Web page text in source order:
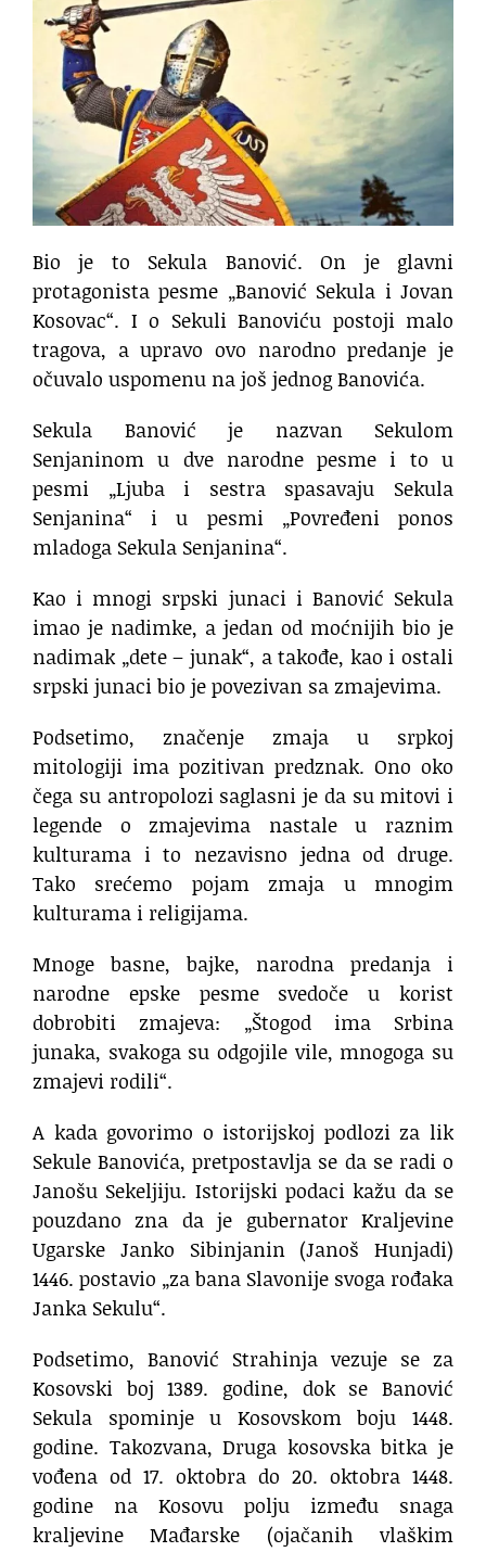
Bio je to Sekula Banović. On je glavni
protagonista pesme „Banović Sekula i Jovan
Kosovac“. I o Sekuli Banoviću postoji malo
tragova, a upravo ovo narodno predanje je
očuvalo uspomenu na još jednog Banovića.
Sekula Banović je nazvan Sekulom
Senjaninom u dve narodne pesme i to u
pesmi „Ljuba i sestra spasavaju Sekula
Senjanina“ i u pesmi „Povređeni ponos
mladoga Sekula Senjanina“.
Kao i mnogi srpski junaci i Banović Sekula
imao je nadimke, a jedan od moćnijih bio je
nadimak „dete – junak“, a takođe, kao i ostali
srpski junaci bio je povezivan sa zmajevima.
Podsetimo, značenje zmaja u srpkoj
mitologiji ima pozitivan predznak. Ono oko
čega su antropolozi saglasni je da su mitovi i
legende o zmajevima nastale u raznim
kulturama i to nezavisno jedna od druge.
Tako srećemo pojam zmaja u mnogim
kulturama i religijama.
Mnoge basne, bajke, narodna predanja i
narodne epske pesme svedoče u korist
dobrobiti zmajeva: „Štogod ima Srbina
junaka, svakoga su odgojile vile, mnogoga su
zmajevi rodili“.
A kada govorimo o istorijskoj podlozi za lik
Sekule Banovića, pretpostavlja se da se radi o
Janošu Sekeljiju. Istorijski podaci kažu da se
pouzdano zna da je gubernator Kraljevine
Ugarske Janko Sibinjanin (Janoš Hunjadi)
1446. postavio „za bana Slavonije svoga rođaka
Janka Sekulu“.
Podsetimo, Banović Strahinja vezuje se za
Kosovski boj 1389. godine, dok se Banović
Sekula spominje u Kosovskom boju 1448.
godine. Takozvana, Druga kosovska bitka je
vođena od 17. oktobra do 20. oktobra 1448.
godine na Kosovu polju između snaga
kraljevine Mađarske (ojačanih vlaškim